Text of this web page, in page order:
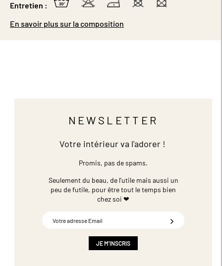
Entretien :
En savoir plus sur la composition
NEWSLETTER
Votre intérieur va l'adorer !
Promis, pas de spams.
Seulement du beau, de l'utile mais aussi un
peu de futile, pour être tout le temps bien
chez soi ❤
JE M'INSCRIS